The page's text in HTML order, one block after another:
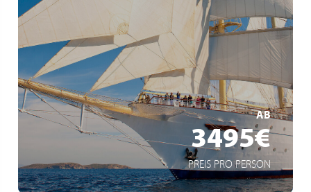
AB
3495€
PREIS PRO PERSON
Traumkulisse unter weißen Segeln
Privates Ambiente
Segelregatta vor St. Tropez
MEHR ERFAHREN